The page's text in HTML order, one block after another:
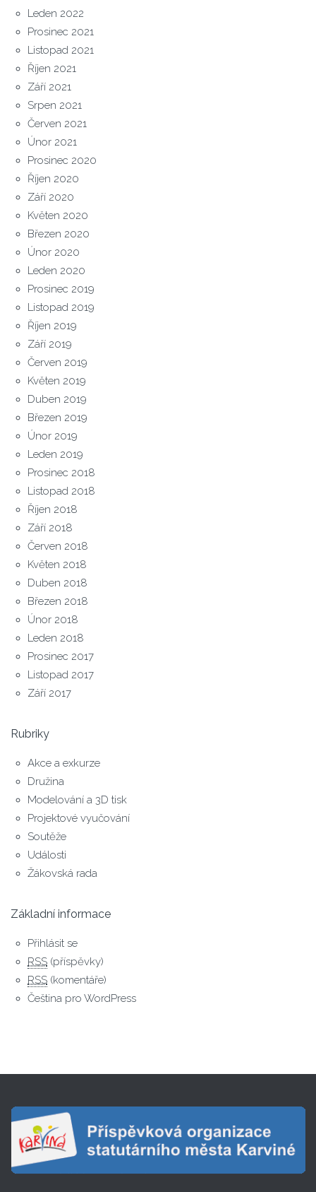
Leden 2022
Prosinec 2021
Listopad 2021
Říjen 2021
Září 2021
Srpen 2021
Červen 2021
Únor 2021
Prosinec 2020
Říjen 2020
Září 2020
Květen 2020
Březen 2020
Únor 2020
Leden 2020
Prosinec 2019
Listopad 2019
Říjen 2019
Září 2019
Červen 2019
Květen 2019
Duben 2019
Březen 2019
Únor 2019
Leden 2019
Prosinec 2018
Listopad 2018
Říjen 2018
Září 2018
Červen 2018
Květen 2018
Duben 2018
Březen 2018
Únor 2018
Leden 2018
Prosinec 2017
Listopad 2017
Září 2017
Rubriky
Akce a exkurze
Družina
Modelování a 3D tisk
Projektové vyučování
Soutěže
Události
Žákovská rada
Základní informace
Přihlásit se
RSS (příspěvky)
RSS (komentáře)
Čeština pro WordPress